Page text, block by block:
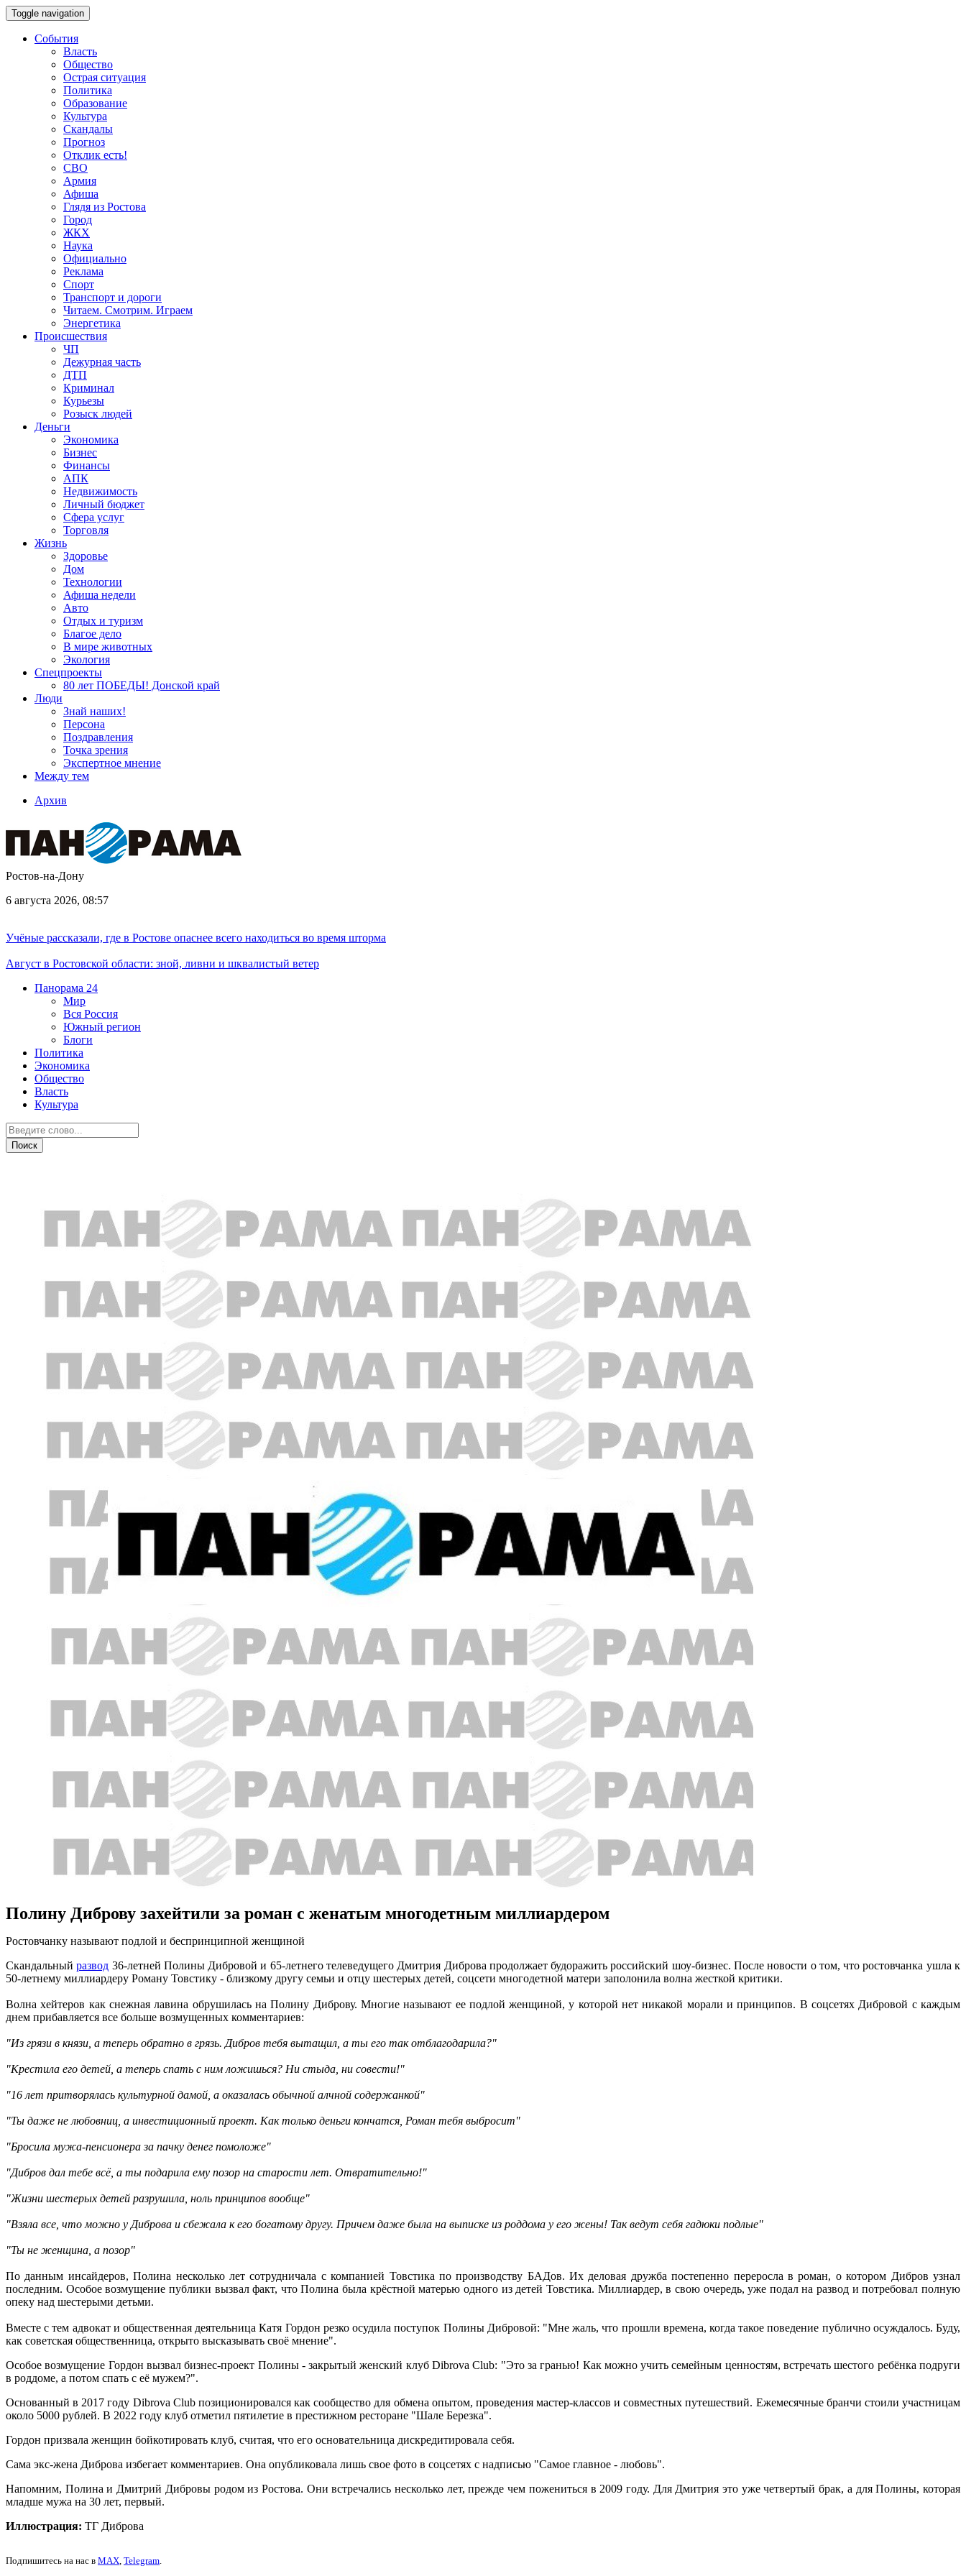
Toggle navigation
События
Власть
Общество
Острая ситуация
Политика
Образование
Культура
Скандалы
Прогноз
Отклик есть!
СВО
Армия
Афиша
Глядя из Ростова
Город
ЖКХ
Наука
Официально
Реклама
Спорт
Транспорт и дороги
Читаем. Смотрим. Играем
Энергетика
Происшествия
ЧП
Дежурная часть
ДТП
Криминал
Курьезы
Розыск людей
Деньги
Экономика
Бизнес
Финансы
АПК
Недвижимость
Личный бюджет
Сфера услуг
Торговля
Жизнь
Здоровье
Дом
Технологии
Афиша недели
Авто
Отдых и туризм
Благое дело
В мире животных
Экология
Спецпроекты
80 лет ПОБЕДЫ! Донской край
Люди
Знай наших!
Персона
Поздравления
Точка зрения
Экспертное мнение
Между тем
Архив
Ростов-на-Дону
6 августа 2026, 08:57
Учёные рассказали, где в Ростове опаснее всего находиться во время шторма
Август в Ростовской области: зной, ливни и шквалистый ветер
Панорама 24
Мир
Вся Россия
Южный регион
Блоги
Политика
Экономика
Общество
Власть
Культура
Полину Диброву захейтили за роман с женатым многодетным миллиардером
Ростовчанку называют подлой и беспринципной женщиной
Скандальныйразвод 36-летней Полины Дибровой и 65-летнего телеведущего Дмитрия Диброва продолжает будоражить российский шоу-бизнес. После новости о том, что ростовчанка ушла к
50-летнему миллиардеру Роману Товстику - близкому другу семьи и отцу шестерых детей, соцсети многодетной матери заполонила волна жесткой критики.
Волна хейтеров как снежная лавина обрушилась на Полину Диброву. Многие называют ее подлой женщиной, у которой нет никакой морали и принципов. В соцсетях Дибровой с каждым
днем прибавляется все больше возмущенных комментариев:
"Из грязи в князи, а теперь обратно в грязь. Дибров тебя вытащил, а ты его так отблагодарила?"
"Крестила его детей, а теперь спать с ним ложишься? Ни стыда, ни совести!"
"16 лет притворялась культурной дамой, а оказалась обычной алчной содержанкой"
"Ты даже не любовниц, а инвестиционный проект. Как только деньги кончатся, Роман тебя выбросит"
"Бросила мужа-пенсионера за пачку денег помоложе"
"Дибров дал тебе всё, а ты подарила ему позор на старости лет. Отвратительно!"
"Жизни шестерых детей разрушила, ноль принципов вообще"
"Взяла все, что можно у Диброва и сбежала к его богатому другу. Причем даже была на выписке из роддома у его жены! Так ведут себя гадюки подлые"
"Ты не женщина, а позор"
По данным инсайдеров, Полина несколько лет сотрудничала с компанией Товстика по производству БАДов. Их деловая дружба постепенно переросла в роман, о котором Дибров узнал
последним. Особое возмущение публики вызвал факт, что Полина была крёстной матерью одного из детей Товстика. Миллиардер, в свою очередь, уже подал на развод и потребовал полную
опеку над шестерыми детьми.
Вместе с тем адвокат и общественная деятельница Катя Гордон резко осудила поступок Полины Дибровой: "Мне жаль, что прошли времена, когда такое поведение публично осуждалось. Буду,
как советская общественница, открыто высказывать своё мнение".
Особое возмущение Гордон вызвал бизнес-проект Полины - закрытый женский клуб Dibrova Club: "Это за гранью! Как можно учить семейным ценностям, встречать шестого ребёнка подруги
в роддоме, а потом спать с её мужем?".
Основанный в 2017 году Dibrova Club позиционировался как сообщество для обмена опытом, проведения мастер-классов и совместных путешествий. Ежемесячные бранчи стоили участницам
около 5000 рублей. В 2022 году клуб отметил пятилетие в престижном ресторане "Шале Березка".
Гордон призвала женщин бойкотировать клуб, считая, что его основательница дискредитировала себя.
Сама экс-жена Диброва избегает комментариев. Она опубликовала лишь свое фото в соцсетях с надписью "Самое главное - любовь".
Напомним, Полина и Дмитрий Дибровы родом из Ростова. Они встречались несколько лет, прежде чем пожениться в 2009 году. Для Дмитрия это уже четвертый брак, а для Полины, которая
младше мужа на 30 лет, первый.
Иллюстрация: ТГ Диброва
Подпишитесь на нас в MAX, Telegram.